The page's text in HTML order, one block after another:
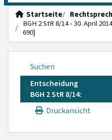
Startseite
BGH 2 StR 8/14 - 30. April
690]
Suchen
Entscheidung
BGH 2 StR 8/14:
Druckansicht